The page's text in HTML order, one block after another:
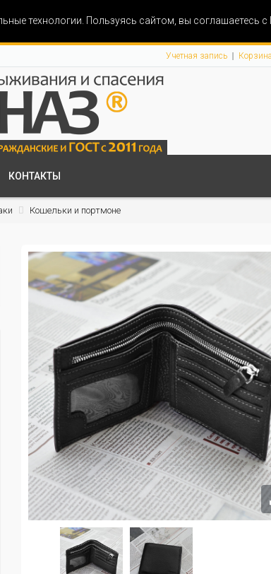
технологии. Пользуясь сайтом, вы соглашаетесь
Учетная запись Корзина
КОНТАКТЫ
Кошельки и портмоне